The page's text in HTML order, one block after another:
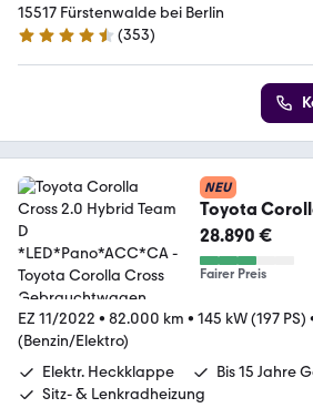
Fürstenwalde bei Berlin
15517 Fürstenwalde bei Berlin
4.6 Sterne
(353)
NEU
Toyota
Team D
28.890 €
Fairer Preis
EZ 11/2022 • 82.000 km • 145 kW (197 PS)
(Benzin/Elektro)
Elektr. Heckklappe
Bis 15 Jahre
Sitz- & Lenkradheizung